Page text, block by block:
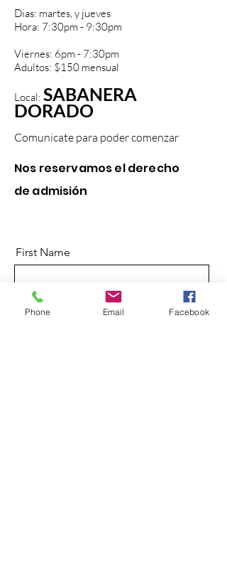
Dias: martes, y jueves
Hora: 7:30pm - 9:30pm
Viernes: 6pm - 7:30pm
Adultos: $150 mensual
Local: SABANERA
DORADO
Comunicate para poder comenzar
Nos reservamos el derecho
de admisión
First Name
Last Name
Phone Email Facebook